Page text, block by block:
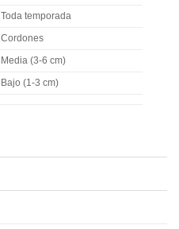
Toda temporada
Cordones
Media (3-6 cm)
Bajo (1-3 cm)